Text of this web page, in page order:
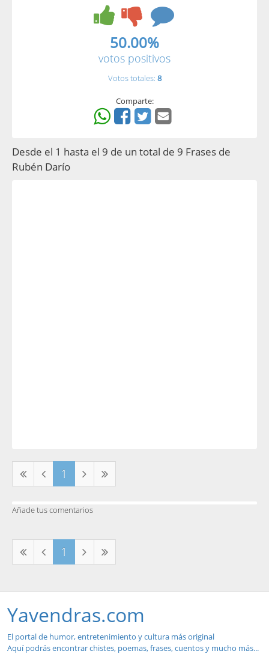
50.00%
votos positivos
Votos totales: 8
Comparte:
Desde el 1 hasta el 9 de un total de 9 Frases de
Rubén Darío
1
Añade tus comentarios
1
Yavendras.com
El portal de humor, entretenimiento y cultura más original
Aquí podrás encontrar chistes, poemas, frases, cuentos y mucho más...